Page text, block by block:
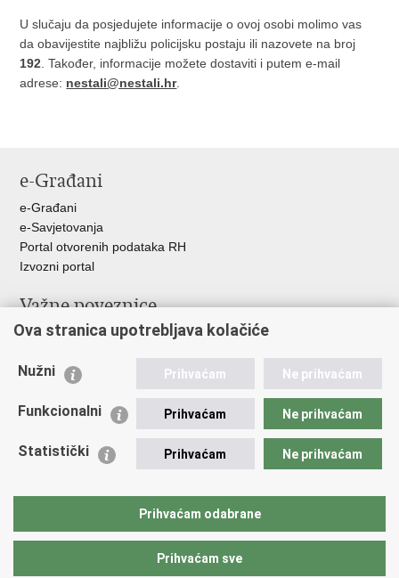
U slučaju da posjedujete informacije o ovoj osobi molimo vas
da obavijestite najbližu policijsku postaju ili nazovete na broj
192 . Također, informacije možete dostaviti i putem e-mail
adrese: nestali@nestali.hr.
e-Građani
e-Građani
e-Savjetovanja
Portal otvorenih podataka RH
Izvozni portal
Važne poveznice
Ministarstvo unutarnjih poslova RH
Nestale osobe u Domovinskom ratu (Ministarstvo hrvatskih
Ministarstvo znanosti i obrazovanja
Ova stranica upotrebljava kolačiće
Nužni Prihvaćam Ne prihvaćam
Funkcionalni Prihvaćam Ne prihvaćam
Statistički Prihvaćam Ne prihvaćam
Prihvaćam odabrane
Prihvaćam sve